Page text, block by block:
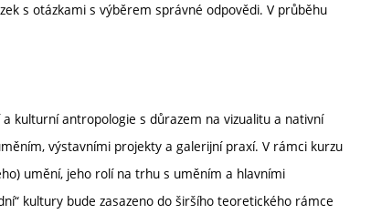
s otázkami s výběrem správné odpovědi. V průběhu
kulturní antropologie s důrazem na vizualitu a nativní
výstavními projekty a galerijní praxí. V rámci kurzu
umění, jeho rolí na trhu s uměním a hlavními
kultury bude zasazeno do širšího teoretického rámce